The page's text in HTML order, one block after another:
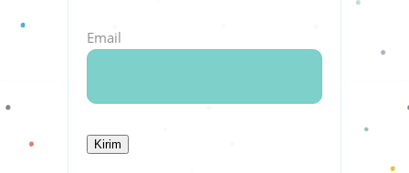
Email